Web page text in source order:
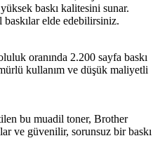
baskı kalitesini sunar.
elde edebilirsiniz.
oranında 2.200 sayfa baskı
kullanım ve düşük maliyetli
bu muadil toner, Brother
ve güvenilir, sorunsuz bir baskı